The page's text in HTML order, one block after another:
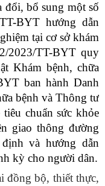
đổi, bổ sung một số
BYT hướng dẫn
tại cơ sở khám
2023/TT-BYT quy
Khám bệnh, chữa
ban hành Danh
bệnh và Thông tư
chuẩn sức khỏe
giao thông đường
và hướng dẫn
kỳ cho người dân.
đồng bộ, thiết thực,